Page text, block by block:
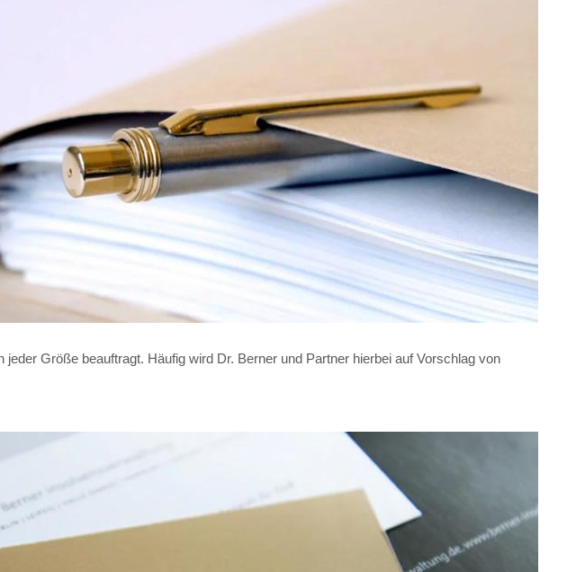
Größe beauftragt. Häufig wird Dr. Berner und Partner hierbei auf Vorschlag von